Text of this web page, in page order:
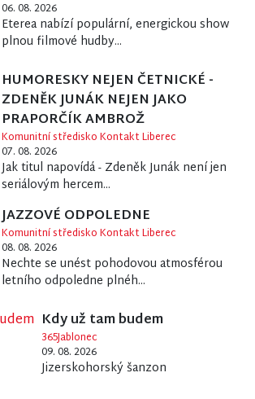
06. 08. 2026
Eterea nabízí populární, energickou show
plnou filmové hudby...
HUMORESKY NEJEN ČETNICKÉ -
ZDENĚK JUNÁK NEJEN JAKO
PRAPORČÍK AMBROŽ
Komunitní středisko Kontakt Liberec
07. 08. 2026
Jak titul napovídá - Zdeněk Junák není jen
seriálovým hercem...
JAZZOVÉ ODPOLEDNE
Komunitní středisko Kontakt Liberec
08. 08. 2026
Nechte se unést pohodovou atmosférou
letního odpoledne plnéh...
Kdy už tam budem
365Jablonec
09. 08. 2026
Jizerskohorský šanzon